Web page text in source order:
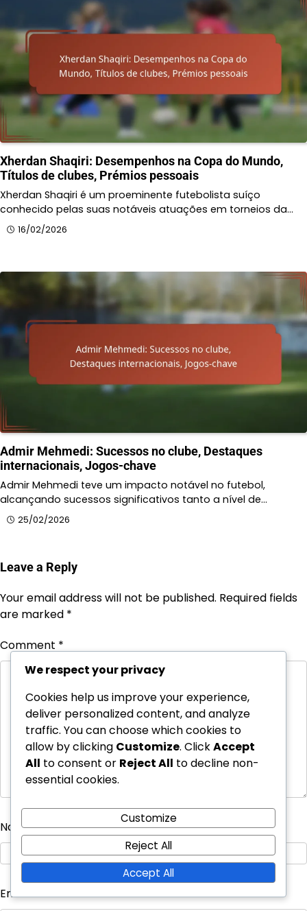
Xherdan Shaqiri: Desempenhos na Copa do Mundo,
Títulos de clubes, Prémios pessoais
Xherdan Shaqiri é um proeminente futebolista suíço
conhecido pelas suas notáveis atuações em torneios da…
16/02/2026
Admir Mehmedi: Sucessos no clube, Destaques
internacionais, Jogos-chave
Admir Mehmedi teve um impacto notável no futebol,
alcançando sucessos significativos tanto a nível de…
25/02/2026
Leave a Reply
Your email address will not be published. Required fields
are marked *
Comment *
Name*
Email*
We respect your privacy
Cookies help us improve your experience,
deliver personalized content, and analyze
traffic. You can choose which cookies to
allow by clicking Customize. ClickAccept
All to consent or Reject All to decline non-
essential cookies.
Customize
Reject All
Accept All